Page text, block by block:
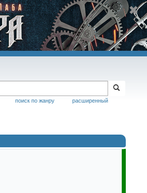
расширенный
поиск по жанру